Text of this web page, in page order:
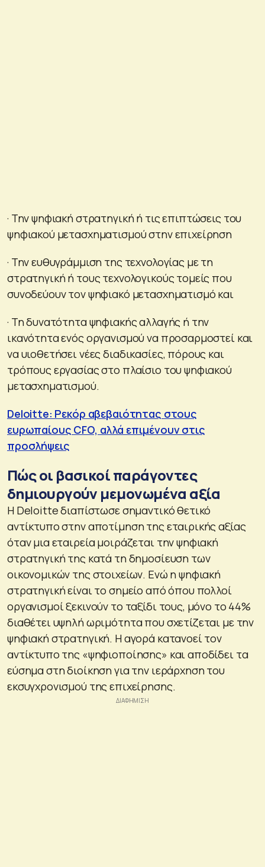
· Την ψηφιακή στρατηγική ή τις επιπτώσεις του
ψηφιακού μετασχηματισμού στην επιχείρηση
· Την ευθυγράμμιση της τεχνολογίας με τη
στρατηγική ή τους τεχνολογικούς τομείς που
συνοδεύουν τον ψηφιακό μετασχηματισμό και
· Τη δυνατότητα ψηφιακής αλλαγής ή την
ικανότητα ενός οργανισμού να προσαρμοστεί και
να υιοθετήσει νέες διαδικασίες, πόρους και
τρόπους εργασίας στο πλαίσιο του ψηφιακού
μετασχηματισμού.
Deloitte: Ρεκόρ αβεβαιότητας στους
ευρωπαίους CFO, αλλά επιμένουν στις
προσλήψεις
Πώς οι βασικοί παράγοντες
δημιουργούν μεμονωμένα αξία
Η Deloitte διαπίστωσε σημαντικό θετικό
αντίκτυπο στην αποτίμηση της εταιρικής αξίας
όταν μια εταιρεία μοιράζεται την ψηφιακή
στρατηγική της κατά τη δημοσίευση των
οικονομικών της στοιχείων. Ενώ η ψηφιακή
στρατηγική είναι το σημείο από όπου πολλοί
οργανισμοί ξεκινούν το ταξίδι τους, μόνο το 44%
διαθέτει υψηλή ωριμότητα που σχετίζεται με την
ψηφιακή στρατηγική. Η αγορά κατανοεί τον
αντίκτυπο της «ψηφιοποίησης» και αποδίδει τα
εύσημα στη διοίκηση για την ιεράρχηση του
εκσυγχρονισμού της επιχείρησης.